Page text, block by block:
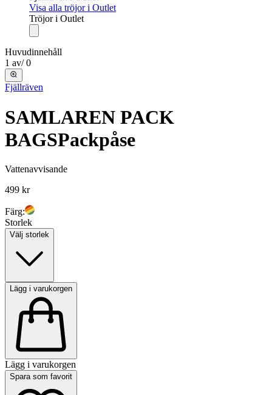
Visa alla tröjor i Outlet
Tröjor i Outlet
Huvudinnehåll
1 av/ 0
Fjällräven
SAMLAREN PACK
BAGSPackpåse
Vattenavvisande
499 kr
Färg:
Storlek
Välj storlek
Lägg i varukorgen
Lägg i varukorgen
Spara som favorit